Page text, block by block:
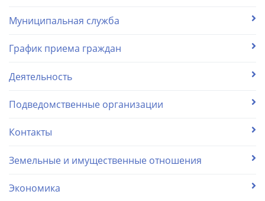
Муниципальная служба
График приема граждан
Деятельность
Подведомственные организации
Контакты
Земельные и имущественные отношения
Экономика